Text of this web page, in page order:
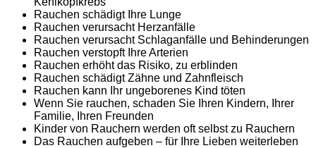
Rauchen schädigt Ihre Lunge
Rauchen verursacht Herzanfälle
Rauchen verursacht Schlaganfälle und Behinderungen
Rauchen verstopft Ihre Arterien
Rauchen erhöht das Risiko, zu erblinden
Rauchen schädigt Zähne und Zahnfleisch
Rauchen kann Ihr ungeborenes Kind töten
Wenn Sie rauchen, schaden Sie Ihren Kindern, Ihrer
Familie, Ihren Freunden
Kinder von Rauchern werden oft selbst zu Rauchern
Das Rauchen aufgeben – für Ihre Lieben weiterleben